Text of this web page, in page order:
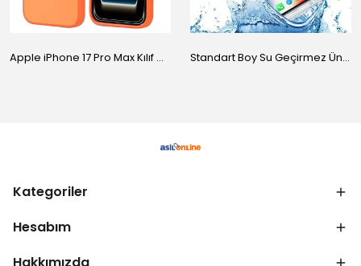
Apple iPhone 17 Pro Max Kılıf M-Safe Şarj Özellikli Standlı Zore Proton Silikon Kapak Standart Boy Su Geçirmez Üniversal Kılıf
Kategoriler
Hesabım